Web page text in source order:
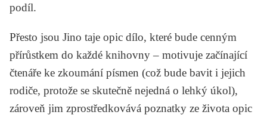
podíl.
Přesto jsou Jino taje opic dílo, které bude cenným
přírůstkem do každé knihovny – motivuje začínající
čtenáře ke zkoumání písmen (což bude bavit i jejich
rodiče, protože se skutečně nejedná o lehký úkol),
zároveň jim zprostředkovává poznatky ze života opic